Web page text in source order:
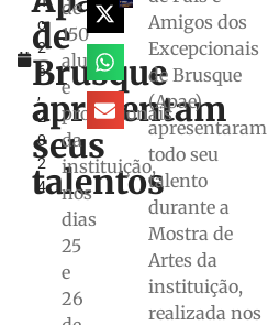
o
2
6
,
2
0
2
4
de
Brusque
apresentam
seus
talentos
de
150
alunos
e
profissionais
da
instituição,
nos
dias
25
e
26
Amigos dos
Excepcionais
de Brusque
(Apae)
apresentaram
todo seu
talento
durante a
Mostra de
Artes da
instituição,
realizada nos